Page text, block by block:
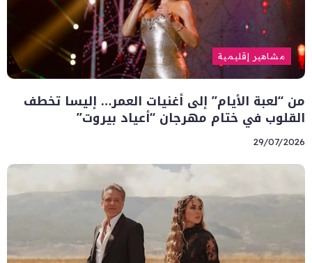
مشاهير إقليمية
من “لعبة الأيام” إلى أغنيات العمر… إليسا تخطف
القلوب في ختام مهرجان “أعياد بيروت”
29/07/2026